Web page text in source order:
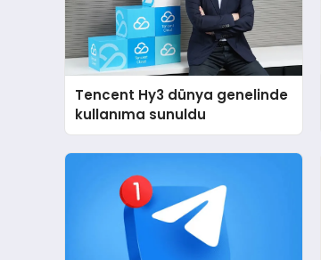
Tencent Hy3 dünya genelinde
kullanıma sunuldu